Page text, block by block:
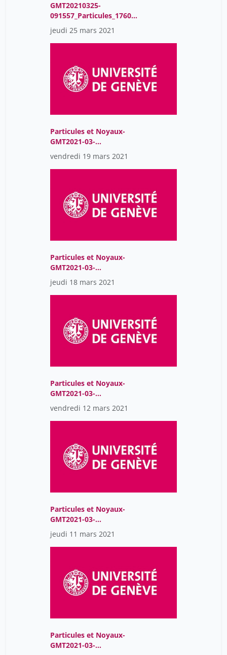
GMT20210325-
091557_Particules_1760x
900
jeudi 25 mars 2021
Particules et Noyaux-
GMT2021-03-
19T08:59:39Z
vendredi 19 mars 2021
Particules et Noyaux-
GMT2021-03-
18T09:04:51Z
jeudi 18 mars 2021
Particules et Noyaux-
GMT2021-03-
12T08:52:09Z
vendredi 12 mars 2021
Particules et Noyaux-
GMT2021-03-
11T09:01:57Z
jeudi 11 mars 2021
Particules et Noyaux-
GMT2021-03-